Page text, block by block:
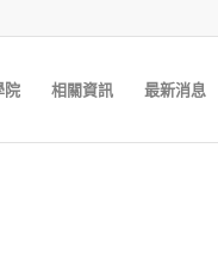
院 相關資訊 最新消息